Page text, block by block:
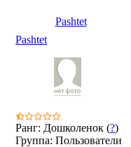
Pashtet
Pashtet
Ранг: Дошколенок (?)
Группа: Пользователи